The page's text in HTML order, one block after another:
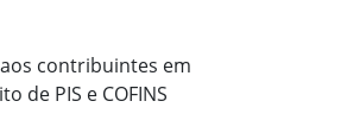
contribuintes em
de PIS e COFINS